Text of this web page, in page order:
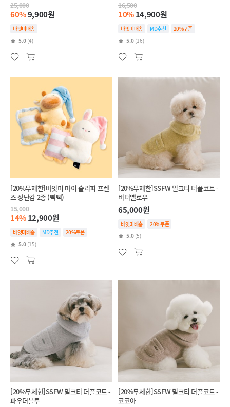
25,000
60%9,900원
바잇미배송
5.0 (4)
16,500
10%14,900원
바잇미배송 MD추천
20%쿠폰
5.0 (16)
[20%무제한]바잇미 마이 슬리피 프렌
즈 장난감 2종 (삑삑)
15,000
14%12,900원
바잇미배송 MD추천
20%쿠폰
5.0 (15)
[20%무제한]SSFW 밀크티 더플코트 -
버터옐로우
65,000원
바잇미배송
20%쿠폰
5.0 (5)
[20%무제한]SSFW 밀크티 더플코트 -
파우더블루
[20%무제한]SSFW 밀크티 더플코트 -
코코아